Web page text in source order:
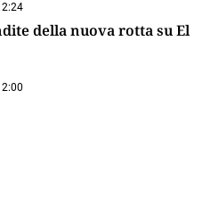
della nuova rotta su El